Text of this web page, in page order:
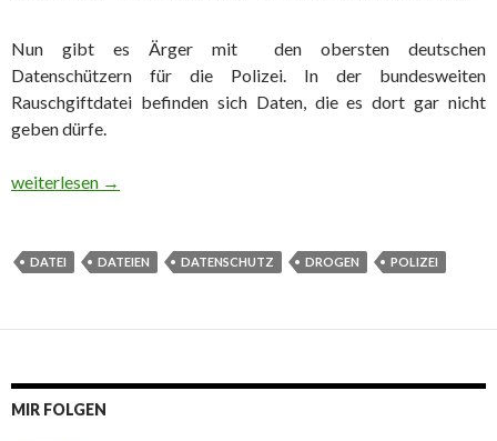
Nun gibt es Ärger mit den obersten deutschen
Datenschützern für die Polizei. In der bundesweiten
Rauschgiftdatei befinden sich Daten, die es dort gar nicht
geben dürfe.
Polizei speichert rechtswidrig Daten in Rauschgiftdatei
weiterlesen →
DATEI DATEIEN DATENSCHUTZ DROGEN POLIZEI
MIR FOLGEN